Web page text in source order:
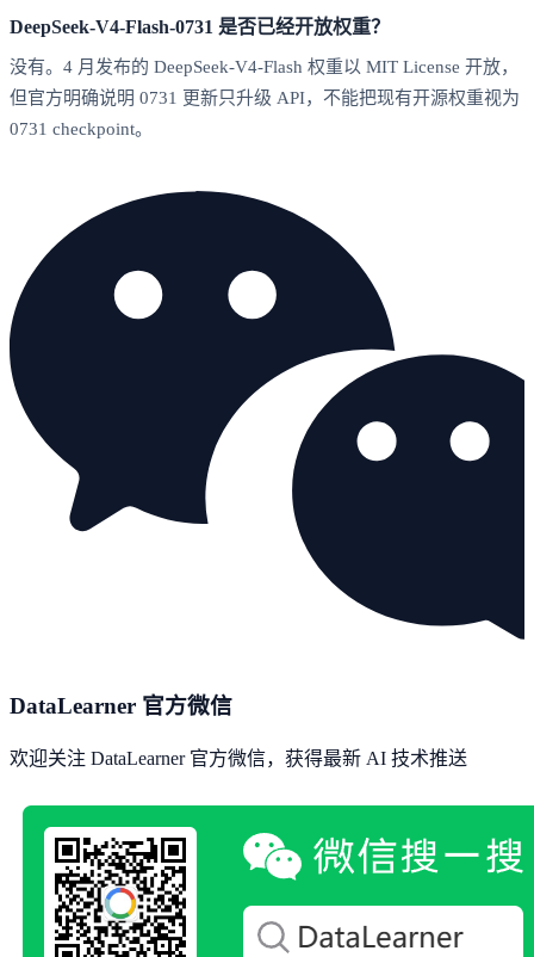
DeepSeek-V4-Flash-0731 是否已经开放权重？
没有。4 月发布的 DeepSeek-V4-Flash 权重以 MIT License 开放，
但官方明确说明 0731 更新只升级 API，不能把现有开源权重视为
0731 checkpoint。
DataLearner 官方微信
欢迎关注 DataLearner 官方微信，获得最新 AI 技术推送